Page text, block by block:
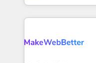
technical agency for a
transform brand experiences As one
service creative
winning design to